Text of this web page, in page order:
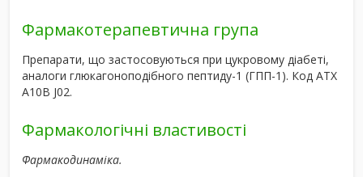
Фармакотерапевтична група
Препарати, що застосовуються при цукровому діабеті,
аналоги глюкагоноподібного пептиду-1 (ГПП-1). Код ATХ
A10B J02.
Фармакологічні властивості
Фармакодинаміка.